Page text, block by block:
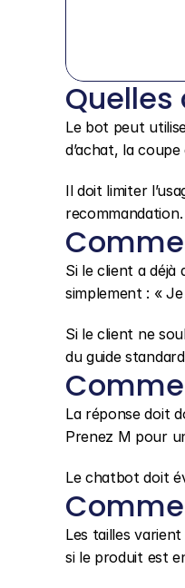
Quelles
Le bot peut
d’achat, la
Il doit limiter
recommandation.
Si le client a déjà
simplement : «
Si le client ne
du guide
La réponse doit
Prenez M pour
Le chatbot doit
Les tailles
si le produit est